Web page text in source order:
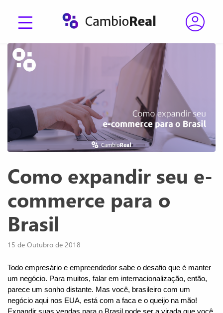
Como expandir seu e-
commerce para o
Brasil
15 de Outubro de 2018
Todo empresário e empreendedor sabe o desafio que é manter
um negócio. Para muitos, falar em internacionalização, então,
parece um sonho distante. Mas você, brasileiro com um
negócio aqui nos EUA, está com a faca e o queijo na mão!